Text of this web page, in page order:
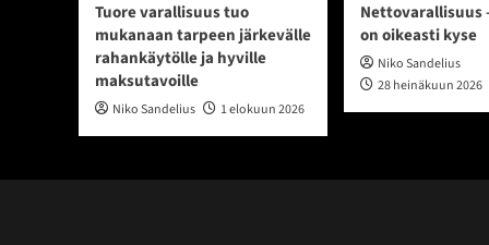
Tuore varallisuus tuo
mukanaan tarpeen järkevälle
rahankäytölle ja hyville
maksutavoille
Niko Sandelius 1 elokuun 2026
Nettovarallisuus
on oikeasti kyse
Niko Sandelius
28 heinäkuun 2026